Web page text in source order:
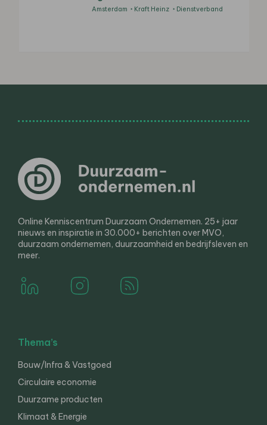
Amsterdam Kraft Heinz Dienstverband
Online Kenniscentrum Duurzaam Ondernemen. 25+ jaar
nieuws en inspiratie in 30.000+ berichten over MVO,
duurzaam ondernemen, duurzaamheid en bedrijfsleven en
meer.
Thema’s
Bouw/Infra & Vastgoed
Circulaire economie
Duurzame producten
Klimaat & Energie